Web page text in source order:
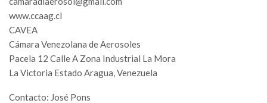
www.ccaag.cl
CAVEA
Cámara Venezolana de Aerosoles
Pacela 12 Calle A Zona Industrial La Mora
La Victoria Estado Aragua, Venezuela
Contacto: José Pons